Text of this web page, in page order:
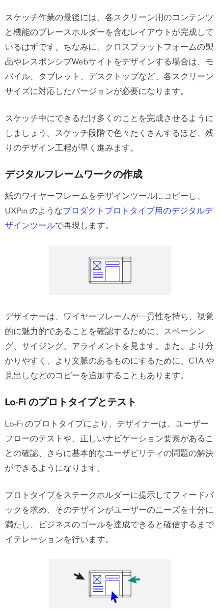
スケッチ作業の最後には、各スクリーン用のコンテンツ
と機能のプレースホルダーを含むレイアウトが完成して
いるはずです。ちなみに、クロスプラットフォームの製
品やレスポンシブWebサイトをデザインする場合は、モ
バイル、タブレット、デスクトップなど、各スクリーン
サイズに対応したバージョンが必要になります。
スケッチ中にできるだけ多くのことを完成させるように
しましょう。スケッチ段階で色々たくさんするほど、残
りのデザイン工程が早く進みます。
デジタルフレームワークの作成
紙のワイヤーフレームをデザインツールにコピーし、
UXPin のようなプロダクトプロトタイプ用のデジタルデ
ザインツールで再現します。
デザイナーは、ワイヤーフレームが一貫性を持ち、視覚
的に魅力的であることを確認するために、スペーシン
グ、サイジング、アライメントを見ます。また、より分
かりやすく、より文脈のあるものにするために、CTA や
見出しなどのコピーを追加することもあります。
Lo-Fi のプロトタイプとテスト
Lo-Fi のプロトタイプにより、デザイナーは、ユーザー
フローのテストや、正しいナビゲーション要素があるこ
との確認、さらに基本的なユーザビリティの問題の解決
ができるようになります。
プロトタイプをステークホルダーに提示してフィードバ
ックを求め、そのデザインがユーザーのニーズを十分に
満たし、ビジネスのゴールを達成できると確信するまで
イテレーションを行います。